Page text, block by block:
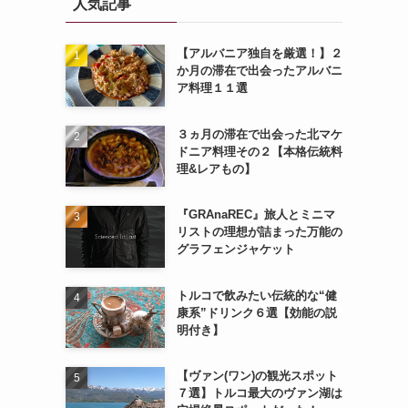
人気記事
【アルバニア独自を厳選！】２
か月の滞在で出会ったアルバニ
ア料理１１選
３ヵ月の滞在で出会った北マケ
ドニア料理その２【本格伝統料
理&レアもの】
『GRAnaREC』旅人とミニマ
リストの理想が詰まった万能の
グラフェンジャケット
トルコで飲みたい伝統的な“健
康系”ドリンク６選【効能の説
明付き】
【ヴァン(ワン)の観光スポット
７選】トルコ最大のヴァン湖は